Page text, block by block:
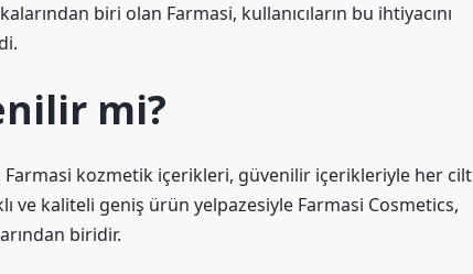
biri olan Farmasi, kullanıcıların bu ihtiyacını
mi?
Farmasi kozmetik içerikleri, güvenilir içerikleriyle her cilt
ve kaliteli geniş ürün yelpazesiyle Farmasi Cosmetics,
biridir.